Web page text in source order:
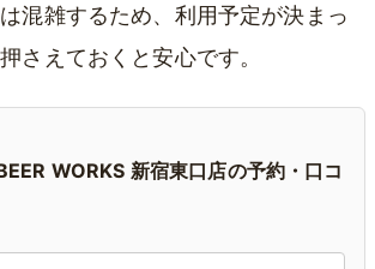
混雑するため、利用予定が決まっ
さえておくと安心です。
WORKS 新宿東口店の予約・口コ